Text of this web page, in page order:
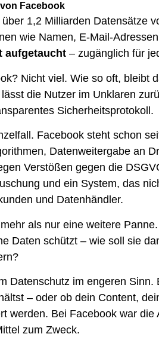
Facebook
1,2 Milliarden Datensätze
wie Namen, E-Mail-
aufgetaucht – zugänglich für
Nicht viel. Wie so oft, bleibt
die Nutzer im Unklaren
Sicherheitsprotokoll.
Facebook steht schon
Datenweitergabe an
Verstößen gegen die
und ein System, das
und Datenhändler.
als nur eine weitere
Daten schützt – wie soll sie
Datenschutz im engeren Sinn.
– oder ob dein Content,
werden. Bei Facebook war
zum Zweck.